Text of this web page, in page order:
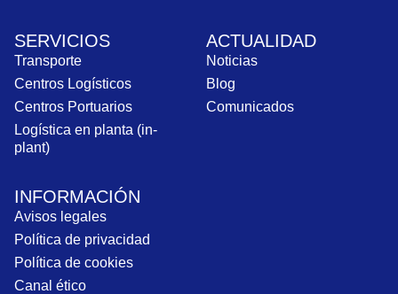
SERVICIOS
Transporte
Centros Logísticos
Centros Portuarios
Logística en planta (in-
plant)
ACTUALIDAD
Noticias
Blog
Comunicados
INFORMACIÓN
Avisos legales
Política de privacidad
Política de cookies
Canal ético